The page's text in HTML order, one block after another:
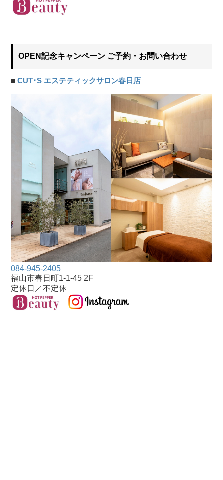
OPEN記念キャンペーン ご予約・お問い合わせ
■CUT･S エステティックサロン春日店
084-945-2405
福山市春日町1-1-45 2F
定休日／不定休